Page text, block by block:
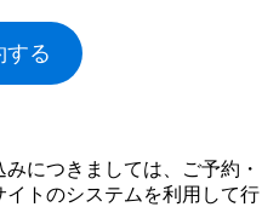
する
につきましては、ご予約・
トのシステムを利用して行